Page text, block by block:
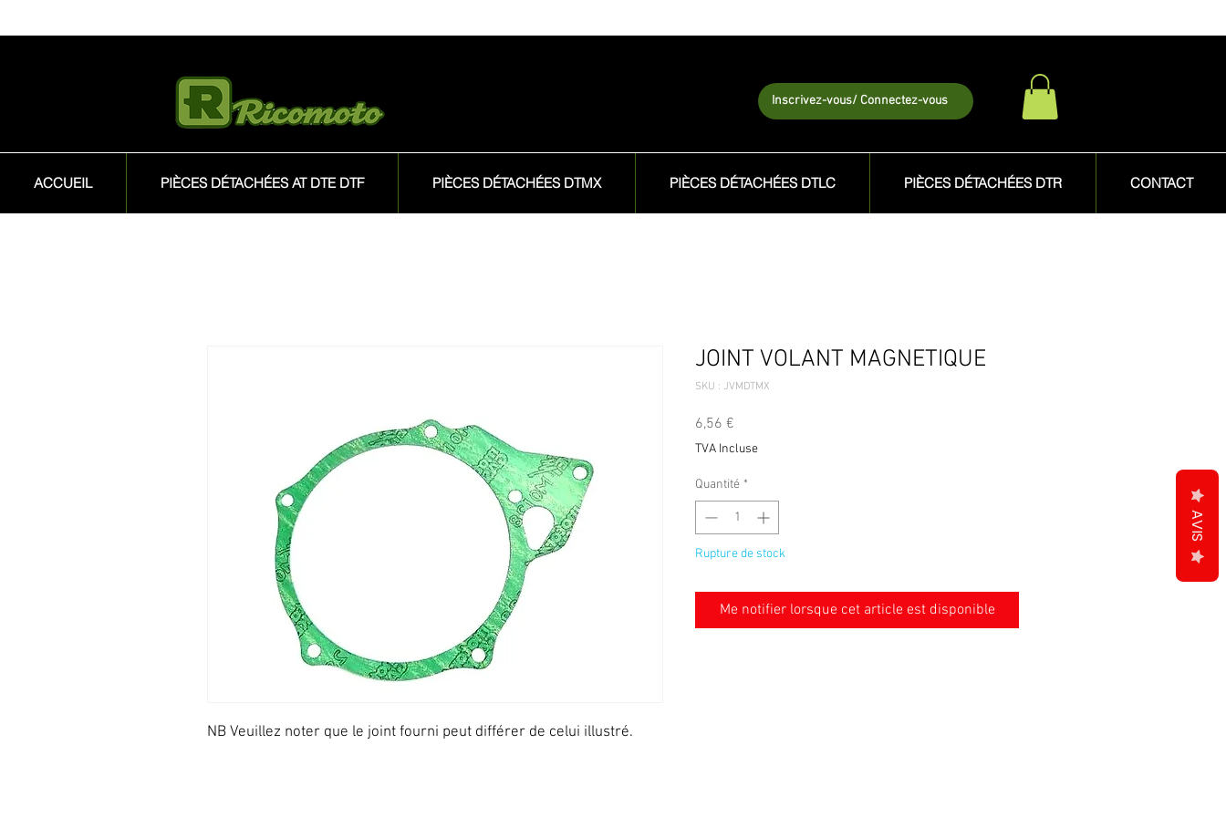
Inscrivez-vous/ Connectez-vous
ACCUEIL PIÈCES DÉTACHÉES AT DTE DTF PIÈCES DÉTACHÉES DTMX PIÈCES DÉTACHÉES DTLC PIÈCES DÉTACHÉES DTR CONTACT
NB Veuillez noter que le joint fourni peut différer de celui illustré.
JOINT VOLANT MAGNETIQUE
SKU : JVMDTMX
6,56 €
TVA Incluse
Quantité *
Rupture de stock
Me notifier lorsque cet article est disponible
AVIS